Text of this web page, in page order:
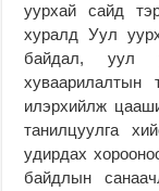
уурхай сайд
хуралд Уул
байдал, уул
хуваарилалтын
илэрхийлж
танилцуулга
удирдах
байдлын